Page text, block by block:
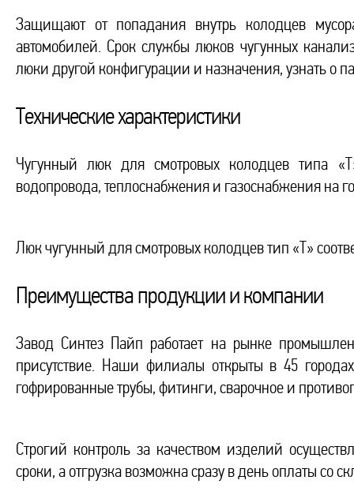
Защищают от попадания внутрь колодцев
автомобилей. Срок службы люков чугунных
люки другой конфигурации и назначения, узнать о
Технические характеристики
Чугунный люк для смотровых колодцев типа
водопровода, теплоснабжения и газоснабжения на
Люк чугунный для смотровых колодцев тип «Т»
Преимущества продукции и компании
Завод Синтез Пайп работает на рынке
присутствие. Наши филиалы открыты в 45
гофрированные трубы, фитинги, сварочное и
Строгий контроль за качеством изделий
сроки, а отгрузка возможна сразу в день оплаты со